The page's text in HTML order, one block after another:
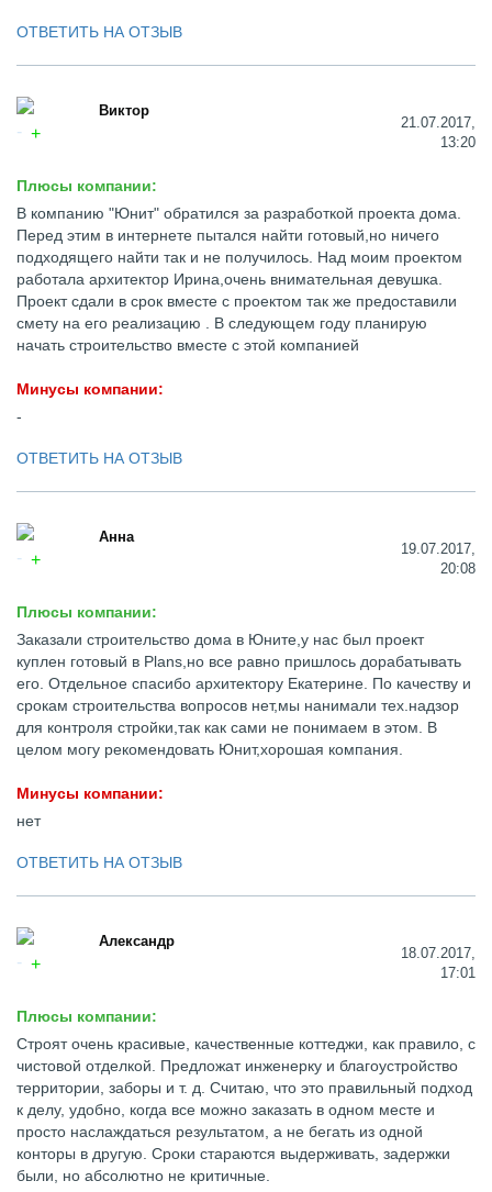
ОТВЕТИТЬ НА ОТЗЫВ
Виктор
21.07.2017,
13:20
Плюсы компании:
В компанию "Юнит" обратился за разработкой проекта дома.
Перед этим в интернете пытался найти готовый,но ничего
подходящего найти так и не получилось. Над моим проектом
работала архитектор Ирина,очень внимательная девушка.
Проект сдали в срок вместе с проектом так же предоставили
смету на его реализацию . В следующем году планирую
начать строительство вместе с этой компанией
Минусы компании:
-
ОТВЕТИТЬ НА ОТЗЫВ
Анна
19.07.2017,
20:08
Плюсы компании:
Заказали строительство дома в Юните,у нас был проект
куплен готовый в Plans,но все равно пришлось дорабатывать
его. Отдельное спасибо архитектору Екатерине. По качеству и
срокам строительства вопросов нет,мы нанимали тех.надзор
для контроля стройки,так как сами не понимаем в этом. В
целом могу рекомендовать Юнит,хорошая компания.
Минусы компании:
нет
ОТВЕТИТЬ НА ОТЗЫВ
Александр
18.07.2017,
17:01
Плюсы компании:
Строят очень красивые, качественные коттеджи, как правило, с
чистовой отделкой. Предложат инженерку и благоустройство
территории, заборы и т. д. Считаю, что это правильный подход
к делу, удобно, когда все можно заказать в одном месте и
просто наслаждаться результатом, а не бегать из одной
конторы в другую. Сроки стараются выдерживать, задержки
были, но абсолютно не критичные.